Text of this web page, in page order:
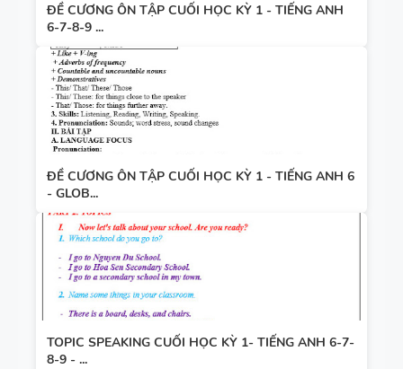
ĐỀ CƯƠNG ÔN TẬP CUỐI HỌC KỲ 1 - TIẾNG ANH
6-7-8-9 ...
ĐỀ CƯƠNG ÔN TẬP CUỐI HỌC KỲ 1 - TIẾNG ANH 6
- GLOB...
TOPIC SPEAKING CUỐI HỌC KỲ 1- TIẾNG ANH 6-7-
8-9 - ...